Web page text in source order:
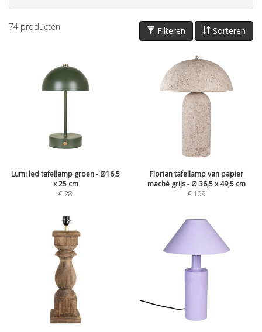
Sorteren
Filteren
74 producten
Lumi led tafellamp groen - Ø16,5
x 25 cm
€28
Florian tafellamp van papier
maché grijs - Ø 36,5 x 49,5 cm
€ 109